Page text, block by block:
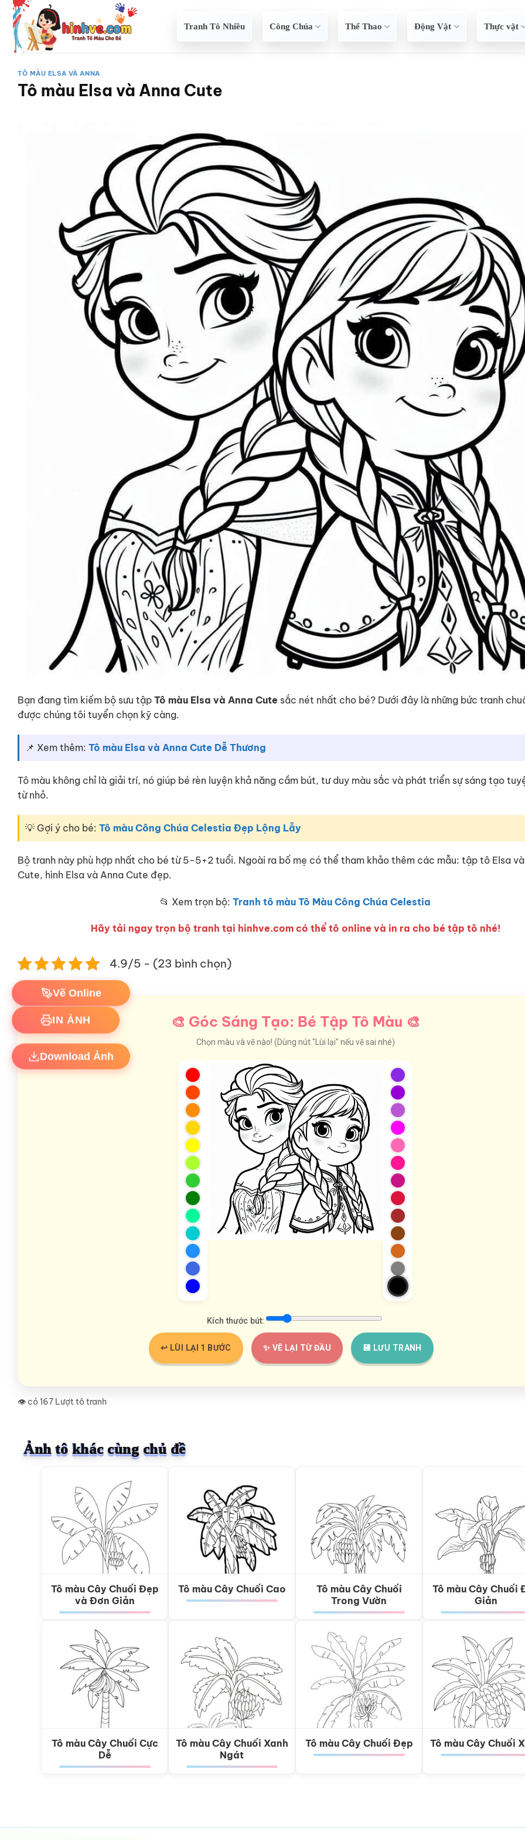
qua
dung
Tranh Tô Nhiều Công Chúa Thể Thao Động Vật Thực vật
TÔ MÀU ELSA VÀ ANNA
Tô màu Elsa và Anna Cute
Bạn đang tìm kiếm bộ sưu tập Tô màu Elsa và Anna Cute sắc nét nhất cho bé? Dưới đây là những bức tranh
được chúng tôi tuyển chọn kỹ càng.
📌 Xem thêm: Tô màu Elsa và Anna Cute Dễ Thương
Tô màu không chỉ là giải trí, nó giúp bé rèn luyện khả năng cầm bút, tư duy màu sắc và phát triển sự sáng tạo
từ nhỏ.
💡 Gợi ý cho bé: Tô màu Công Chúa Celestia Đẹp Lộng Lẫy
Bộ tranh này phù hợp nhất cho bé từ 5-5+2 tuổi. Ngoài ra bố mẹ có thể tham khảo thêm các mẫu: tập tô Elsa
Cute, hình Elsa và Anna Cute đẹp.
📂 Xem trọn bộ: Tranh tô màu Tô Màu Công Chúa Celestia
Hãy tải ngay trọn bộ tranh tại hinhve.com có thể tô online và in ra cho bé tập tô nhé!
4.9/5 - (23 bình chọn)
🎨 Góc Sáng Tạo: Bé Tập Tô Màu 🎨
Chọn màu và vẽ nào! (Dùng nút "Lùi lại" nếu vẽ sai nhé)
Kích thước bút:
↩️ LÙI LẠI 1 BƯỚC ✨ VẼ LẠI TỪ ĐẦU 💾 LƯU TRANH
👁️ có 167 Lượt tô tranh
Ảnh tô khác cùng chủ đề
Tô màu Cây Chuối Đẹp
và Đơn Giản
Tô màu Cây Chuối Cao
Tô màu Cây Chuối
Trong Vườn
Tô màu Cây Chuối
Giản
Tô màu Cây Chuối Cực
Dễ
Tô màu Cây Chuối Xanh
Ngát
Tô màu Cây Chuối Đẹp Tô màu Cây Chuối
Vẽ Online
IN ẢNH
Download Ảnh